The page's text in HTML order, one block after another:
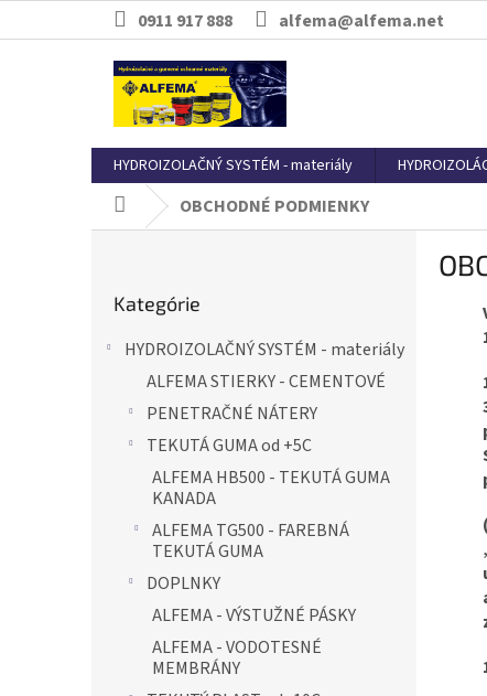
0911 917 888 alfema@alfema.net
HYDROIZOLAČNÝ SYSTÉM - materiály
DomovOBCHODNÉ PODMIENKY
kategórie
Kategórie
HYDROIZOLAČNÝ SYSTÉM - materiály
ALFEMA STIERKY - CEMENTOVÉ
PENETRAČNÉ NÁTERY
TEKUTÁ GUMA od +5C
ALFEMA HB500 - TEKUTÁ GUMA
KANADA
ALFEMA TG500 - FAREBNÁ
TEKUTÁ GUMA
DOPLNKY
ALFEMA - VÝSTUŽNÉ PÁSKY
ALFEMA - VODOTESNÉ
MEMBRÁNY